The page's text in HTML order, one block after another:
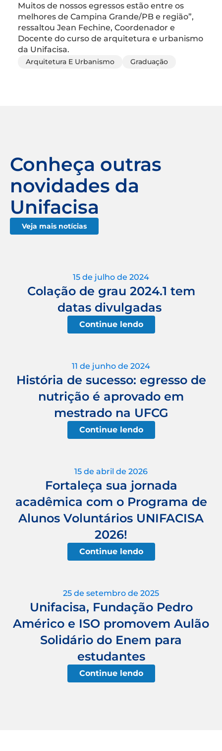
Muitos de nossos egressos estão entre os
melhores de Campina Grande/PB e região”,
ressaltou Jean Fechine, Coordenador e
Docente do curso de arquitetura e urbanismo
da Unifacisa.
Arquitetura E Urbanismo Graduação
Conheça outras
novidades da
Unifacisa
Veja mais notícias
15 de julho de 2024
Colação de grau 2024.1 tem
datas divulgadas
Continue lendo
11 de junho de 2024
História de sucesso: egresso de
nutrição é aprovado em
mestrado na UFCG
Continue lendo
15 de abril de 2026
Fortaleça sua jornada
acadêmica com o Programa de
Alunos Voluntários UNIFACISA
2026!
Continue lendo
25 de setembro de 2025
Unifacisa, Fundação Pedro
Américo e ISO promovem Aulão
Solidário do Enem para
estudantes
Continue lendo